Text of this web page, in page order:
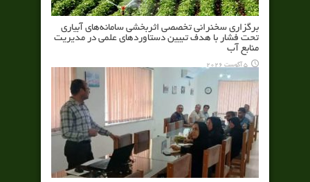
برگزاری سخنرانی تخصصی اثربخشی سامانه‌های آبیاری
تحت فشار با هدف تبیین دستاوردهای علمی در مدیریت
منابع آب
5 آگوست 2026